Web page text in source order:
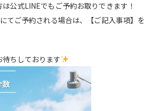
公式LINEでもご予約お取りできます！
てご予約される場合は、【ご記入事項】を
ちしております